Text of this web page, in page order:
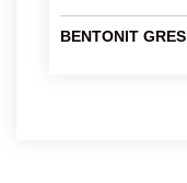
BENTONIT GRES